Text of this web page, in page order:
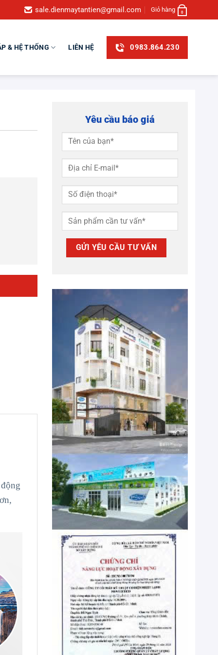
sale.dienmaytantien@gmail.com Giỏ hàng 0
& HỆ THỐNG LIÊN HỆ 0983.864.230
Yêu cầu báo giá